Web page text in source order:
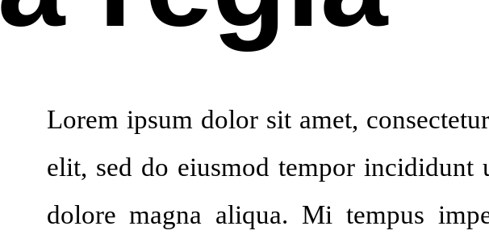
Lorem ipsum dolor sit amet,
elit, sed do eiusmod tempor incididunt
dolore magna aliqua. Mi tempus